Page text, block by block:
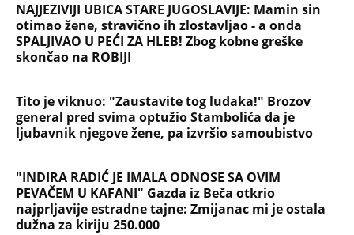
NAJJEZIVIJI UBICA STARE JUGOSLAVIJE: Mamin sin
otimao žene, stravično ih zlostavljao - a onda
SPALJIVAO U PEĆI ZA HLEB! Zbog kobne greške
skončao na ROBIJI
Tito je viknuo: "Zaustavite tog ludaka!" Brozov
general pred svima optužio Stambolića da je
ljubavnik njegove žene, pa izvršio samoubistvo
"INDIRA RADIĆ JE IMALA ODNOSE SA OVIM
PEVAČEM U KAFANI" Gazda iz Beča otkrio
najprljavije estradne tajne: Zmijanac mi je ostala
dužna za kiriju 250.000